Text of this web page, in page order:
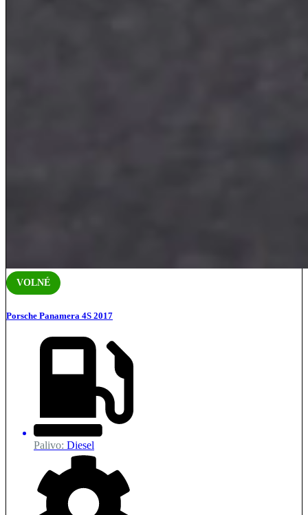
VOLNÉ
Porsche Panamera 4S 2017
Palivo: Diesel